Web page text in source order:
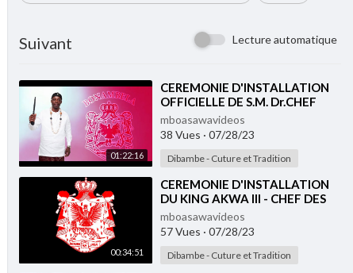
Suivant Lecture automatique
01:22:16
⁣CEREMONIE D'INSTALLATION
OFFICIELLE DE S.M. Dr.CHEF
LOUIS DIN DIKA
mboasawavideos
38 Vues · 07/28/23
Dibambe - Cuture et Tradition
00:34:51
⁣CEREMONIE D'INSTALLATION
DU KING AKWA III - CHEF DES
BONAMBELA
mboasawavideos
57 Vues · 07/28/23
Dibambe - Cuture et Tradition